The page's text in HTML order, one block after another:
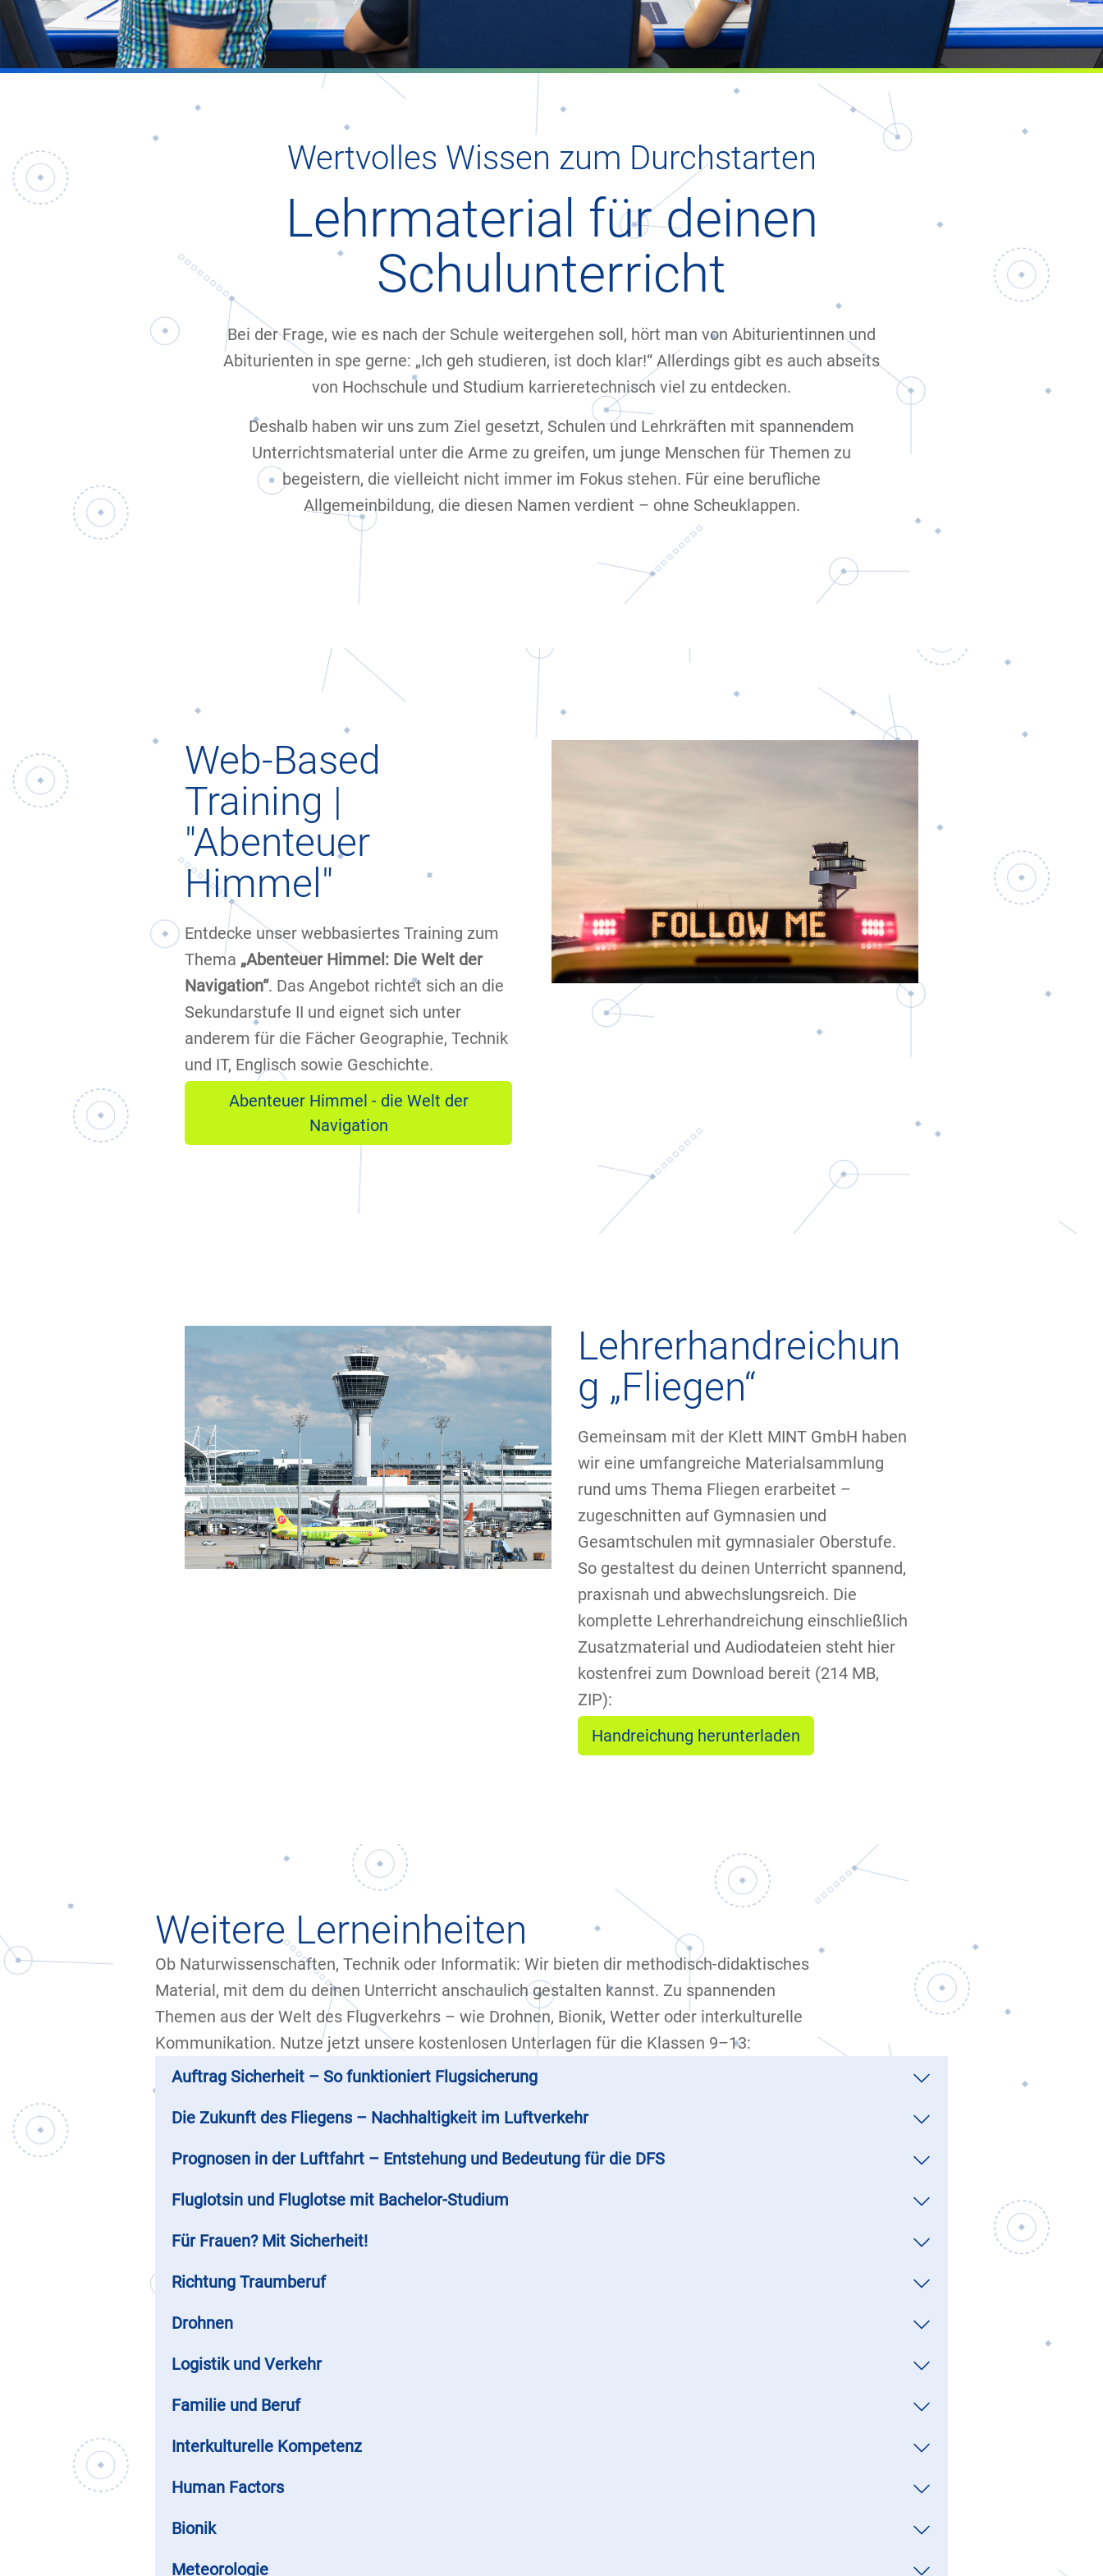
Wertvolles Wissen zum Durchstarten
Lehrmaterial für deinen
Schulunterricht
Bei der Frage, wie es nach der Schule weitergehen soll, hört man von Abiturientinnen und
Abiturienten in spe gerne: „Ich geh studieren, ist doch klar!“ Allerdings gibt es auch abseits
von Hochschule und Studium karrieretechnisch viel zu entdecken.
Deshalb haben wir uns zum Ziel gesetzt, Schulen und Lehrkräften mit spannendem
Unterrichtsmaterial unter die Arme zu greifen, um junge Menschen für Themen zu
begeistern, die vielleicht nicht immer im Fokus stehen. Für eine berufliche
Allgemeinbildung, die diesen Namen verdient – ohne Scheuklappen.
Web-Based
Training |
"Abenteuer
Himmel"
Entdecke unser web­basiertes Training zum
Thema „Abenteuer Himmel: Die Welt der
Navigation“. Das Angebot richtet sich an die
Sekundarstufe II und eignet sich unter
anderem für die Fächer Geographie, Technik
und IT, Englisch sowie Geschichte.
Abenteuer Himmel - die Welt der
Navigation
Lehrerhandreichun
g „Fliegen“
Gemeinsam mit der Klett MINT GmbH haben
wir eine umfangreiche Materialsammlung
rund ums Thema Fliegen erarbeitet –
zugeschnitten auf Gymnasien und
Gesamtschulen mit gymnasialer Oberstufe.
So gestaltest du deinen Unterricht spannend,
praxisnah und abwechslungsreich. Die
komplette Lehrerhandreichung einschließlich
Zusatzmaterial und Audiodateien steht hier
kostenfrei zum Download bereit (214 MB,
ZIP):
Handreichung herunterladen
Weitere Lerneinheiten
Ob Naturwissenschaften, Technik oder Informatik: Wir bieten dir methodisch-didaktisches
Material, mit dem du deinen Unterricht anschaulich gestalten kannst. Zu spannenden
Themen aus der Welt des Flugverkehrs – wie Drohnen, Bionik, Wetter oder interkulturelle
Kommunikation. Nutze jetzt unsere kostenlosen Unterlagen für die Klassen 9–13:
Auftrag Sicherheit – So funktioniert Flugsicherung
Die Zukunft des Fliegens – Nachhaltigkeit im Luftverkehr
Prognosen in der Luftfahrt – Entstehung und Bedeutung für die DFS
Fluglotsin und Fluglotse mit Bachelor-Studium
Für Frauen? Mit Sicherheit!
Richtung Traumberuf
Drohnen
Logistik und Verkehr
Familie und Beruf
Interkulturelle Kompetenz
Human Factors
Bionik
Meteorologie